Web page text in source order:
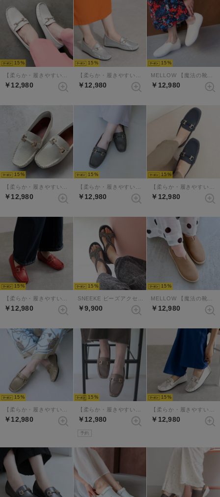
15
￥12,980
15
￥12,980
15
￥12,980
15
￥12,980
15
￥12,980
15
￥12,980
15
￥12,980
15
￥9,900
15
￥12,980
15
￥12,980
15
￥12,980
予約
15
￥12,980